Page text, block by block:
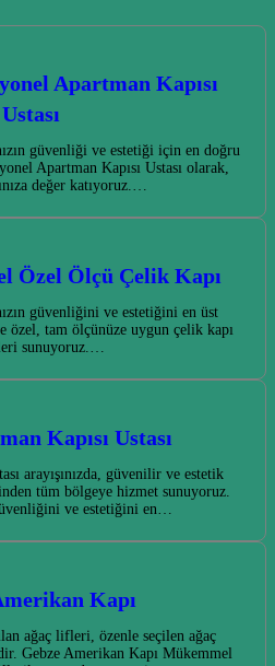
Apartman Kapısı
Ustası
güvenliği ve estetiği için en doğru
Apartman Kapısı Ustası olarak,
değer katıyoruz.…
Özel Ölçü Çelik Kapı
güvenliğini ve estetiğini en üst
özel, tam ölçünüze uygun çelik kapı
sunuyoruz.…
Kapısı Ustası
arayışınızda, güvenilir ve estetik
tüm bölgeye hizmet sunuyoruz.
ve estetiğini en…
Kapı
ağaç lifleri, özenle seçilen ağaç
Gebze Amerikan Kapı Mükemmel